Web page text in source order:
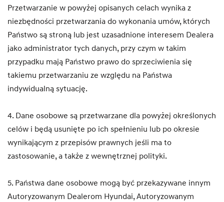
Przetwarzanie w powyżej opisanych celach wynika z
niezbędności przetwarzania do wykonania umów, których
Państwo są stroną lub jest uzasadnione interesem Dealera
jako administrator tych danych, przy czym w takim
przypadku mają Państwo prawo do sprzeciwienia się
takiemu przetwarzaniu ze względu na Państwa
indywidualną sytuację.
4. Dane osobowe są przetwarzane dla powyżej określonych
celów i będą usunięte po ich spełnieniu lub po okresie
wynikającym z przepisów prawnych jeśli ma to
zastosowanie, a także z wewnętrznej polityki.
5. Państwa dane osobowe mogą być przekazywane innym
Autoryzowanym Dealerom Hyundai, Autoryzowanym